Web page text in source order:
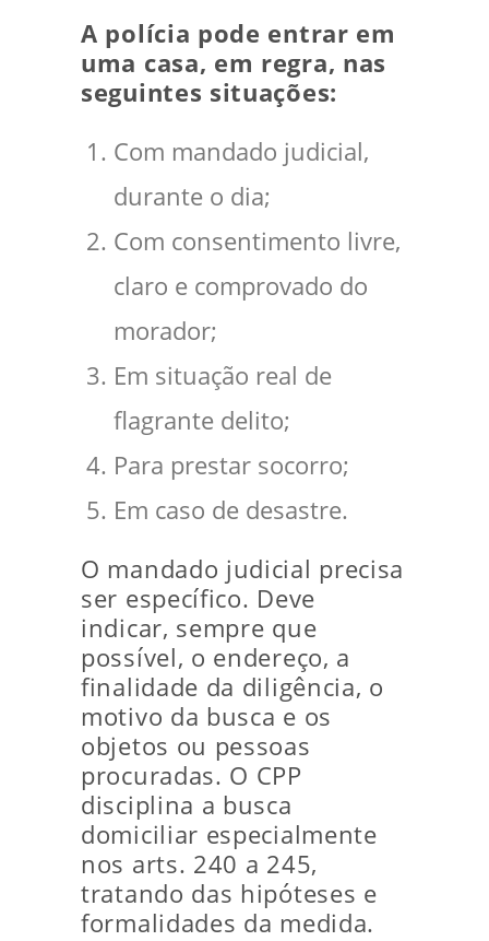
A polícia pode entrar em
uma casa, em regra, nas
seguintes situações:
Com mandado judicial,
durante o dia;
Com consentimento livre,
claro e comprovado do
morador;
Em situação real de
flagrante delito;
Para prestar socorro;
Em caso de desastre.
O mandado judicial precisa
ser específico. Deve
indicar, sempre que
possível, o endereço, a
finalidade da diligência, o
motivo da busca e os
objetos ou pessoas
procuradas. O CPP
disciplina a busca
domiciliar especialmente
nos arts. 240 a 245,
tratando das hipóteses e
formalidades da medida.